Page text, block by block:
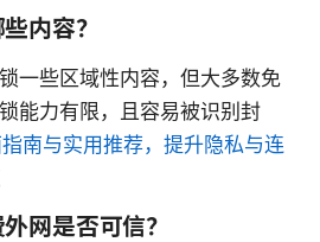
内容？
一些区域性内容，但大多数免
能力有限，且容易被识别封
南与实用推荐，提升隐私与连
网是否可信？